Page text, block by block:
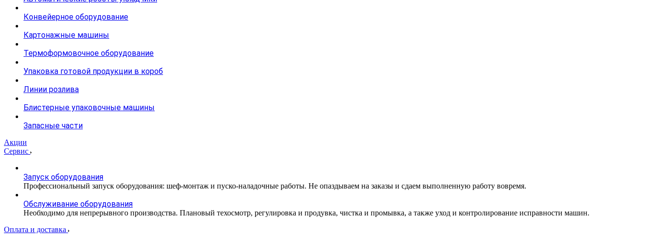
Конвейерное оборудование
Картонажные машины
Термоформовочное оборудование
Упаковка готовой продукции в короб
Линии розлива
Блистерные упаковочные машины
Запасные части
Акции
Сервис
Запуск оборудования
Профессиональный запуск оборудования: шеф-монтаж и пуско-наладочные работы. Не опаздываем на заказы и сдаем выполненную работу вовремя.
Обслуживание оборудования
Необходимо для непрерывного производства. Плановый техосмотр, регулировка и продувка, чистка и промывка, а также уход и контролирование исправности машин.
Оплата и доставка